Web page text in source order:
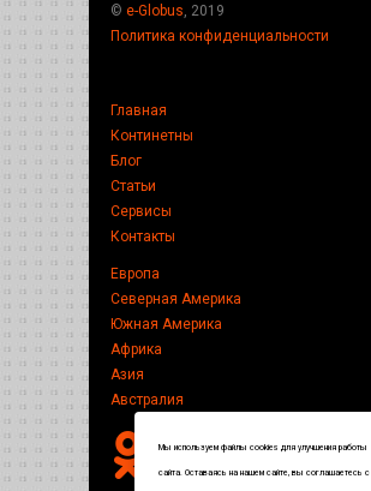
© e-Globus , 2019
Политика конфиденциальности
Главная
Континетны
Блог
Статьи
Сервисы
Контакты
Европа
Северная Америка
Южная Америка
Африка
Азия
Австралия
Мы используем файлы cookies для улучшения работы
сайта. Оставаясь на нашем сайте, вы соглашаетесь с